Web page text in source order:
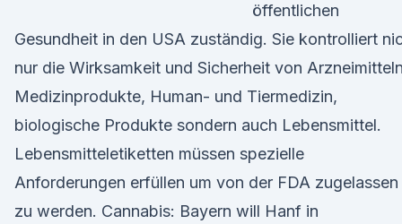
öffentlichen
Gesundheit in den USA zuständig. Sie kontrolliert
nur die Wirksamkeit und Sicherheit von
Medizinprodukte, Human- und Tiermedizin,
biologische Produkte sondern auch Lebensmittel.
Lebensmitteletiketten müssen spezielle
Anforderungen erfüllen um von der FDA zugelassen
zu werden. Cannabis: Bayern will Hanf in